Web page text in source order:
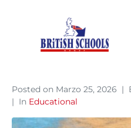
Posted on Marzo 25, 2026
In Educational